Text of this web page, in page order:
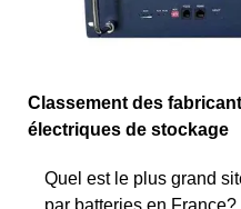
Classement des
électriques de stockage
Quel est le plus grand
par batteries en